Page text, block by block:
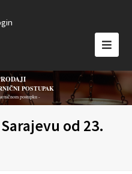
POSTUPAK
postupku -
od 23.